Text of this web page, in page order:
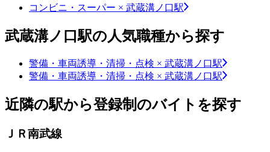
コンビニ・スーパー × 武蔵溝ノ口駅
武蔵溝ノ口駅の人気職種から探す
警備・車両誘導・清掃・点検 × 武蔵溝ノ口駅
警備・車両誘導・清掃・点検 × 武蔵溝ノ口駅
近隣の駅から登録制のバイトを探す
ＪＲ南武線